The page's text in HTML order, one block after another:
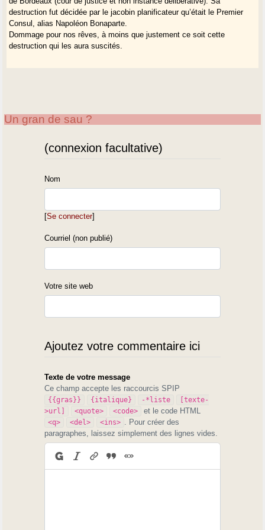
destruction fut décidée par le jacobin planificateur qu’était le Premier
Consul, alias Napoléon Bonaparte.
Dommage pour nos rêves, à moins que justement ce soit cette
destruction qui les aura suscités.
Un gran de sau ?
(connexion facultative)
Nom
[Se connecter]
Courriel (non publié)
Votre site web
Ajoutez votre commentaire ici
Texte de votre message
Ce champ accepte les raccourcis SPIP
{{gras}} {italique} -*liste
[texte-
>url]
<quote> <code> et le code HTML
<q> <del> <ins>
. Pour créer des
paragraphes, laissez simplement des lignes vides.